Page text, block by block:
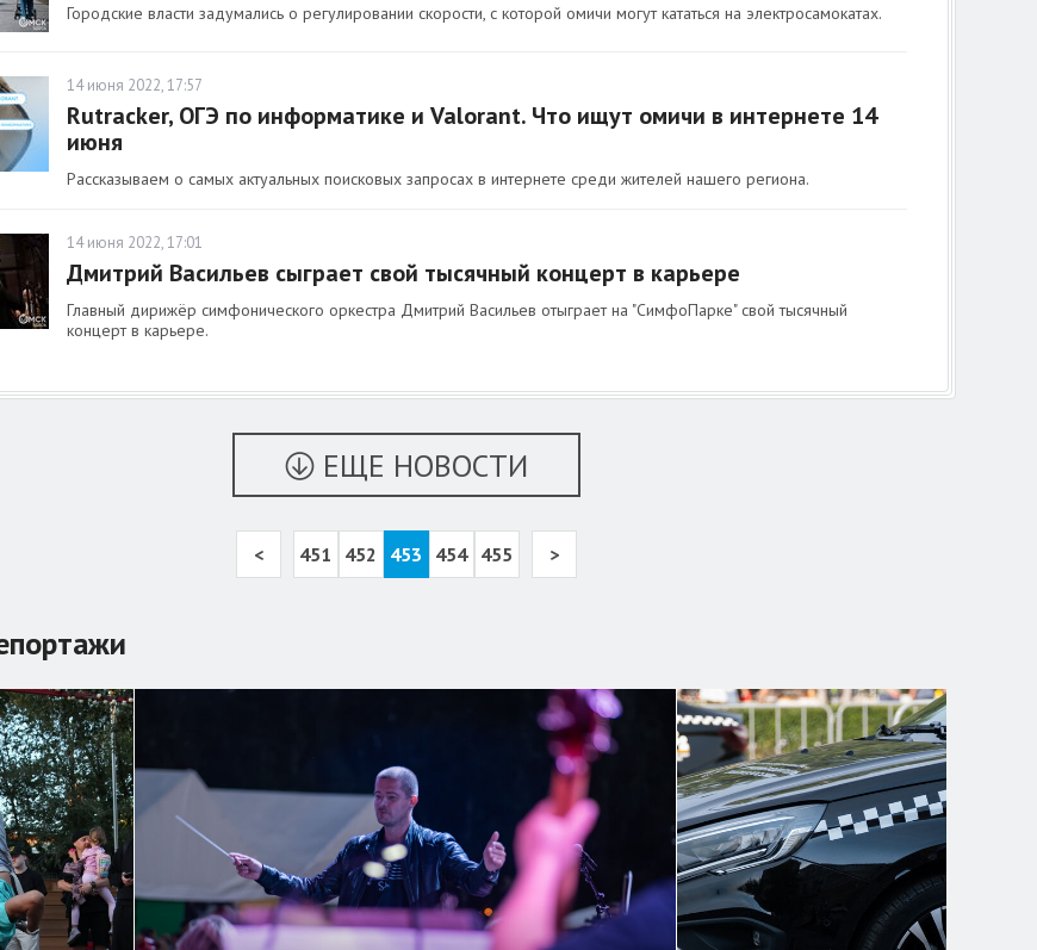
Городские власти задумались о регулировании скорости, с которой омичи могут кататься на электросамокатах.
14 июня 2022, 17:57
Rutracker, ОГЭ по информатике и Valorant. Что ищут омичи в интернете 14
июня
Рассказываем о самых актуальных поисковых запросах в интернете среди жителей нашего региона.
14 июня 2022, 17:01
Дмитрий Васильев сыграет свой тысячный концерт в карьере
Главный дирижёр симфонического оркестра Дмитрий Васильев отыграет на "СимфоПарке" свой тысячный
концерт в карьере.
ЕЩЕ НОВОСТИ
< 451 452 453 454 455 >